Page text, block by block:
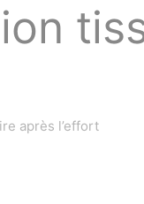
après l’effort